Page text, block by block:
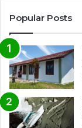
Popular Posts